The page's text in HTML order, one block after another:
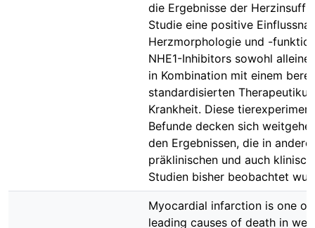
die Ergebnisse der
Studie eine positive
Herzmorphologie und -
NHE1-Inhibitors sowohl alleine
in Kombination mit einem
standardisierten
Krankheit. Diese
Befunde decken sich
den Ergebnissen, die in
präklinischen und auch
Studien bisher beobachtet
Myocardial infarction is one of
leading causes of death in